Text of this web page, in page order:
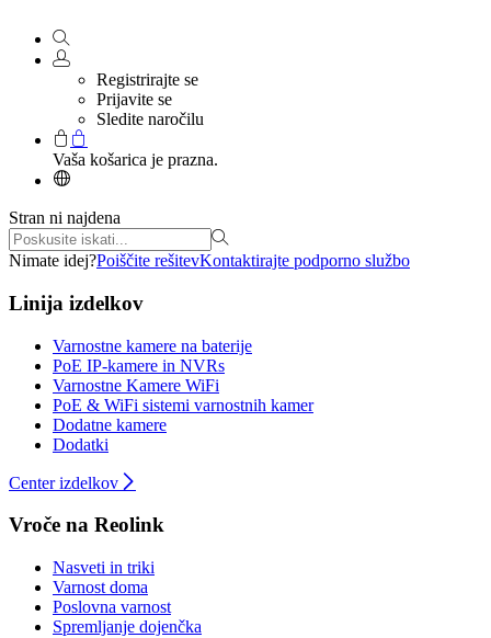
Registrirajte se
Prijavite se
Sledite naročilu
Vaša košarica je prazna.
Stran ni najdena
Nimate idej?Poiščite rešitevKontaktirajte podporno službo
Linija izdelkov
Varnostne kamere na baterije
PoE IP-kamere in NVRs
Varnostne Kamere WiFi
PoE & WiFi sistemi varnostnih kamer
Dodatne kamere
Dodatki
Center izdelkov
Vroče na Reolink
Nasveti in triki
Varnost doma
Poslovna varnost
Spremljanje dojenčka